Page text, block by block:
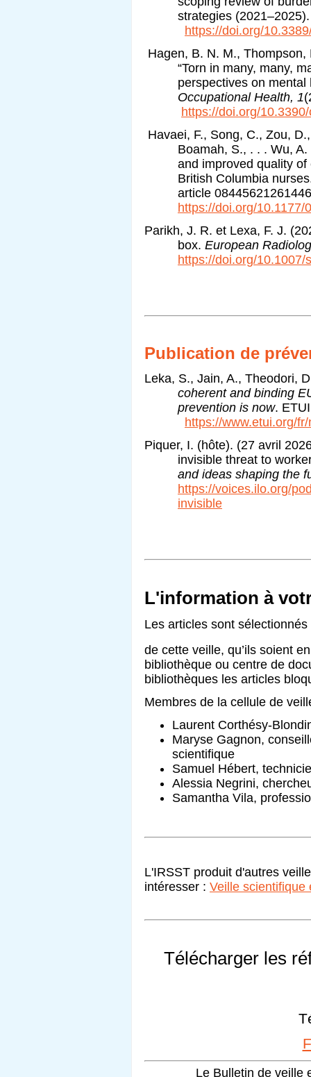
strategies
https://doi.org/
Hagen, B. N. M.,
“Torn in many, many,
perspectives on
Occupational Health, 1
https://doi.org/
Havaei, F., Song, C., Zou,
Boamah, S., . . . Wu,
and improved quality
British Columbia
article
https://doi.org/10.1177/
Parikh, J. R. et Lexa, F. J.
box. European
https://doi.org/
Publication de
Leka, S., Jain, A., Theodori,
coherent and binding
prevention is now.
https://www.etui.org/
Piquer, I. (hôte). (27 avril
invisible threat to
and ideas shaping the
https://voices.ilo.org/
invisible
L'information à
Les articles sont
de cette veille, qu’ils soient
bibliothèque ou centre de
bibliothèques les articles
Membres de la cellule de
Laurent Corthésy-
Maryse Gagnon,
scientifique
Samuel Hébert,
Alessia Negrini,
Samantha Vila,
L'IRSST produit d'autres
intéresser : Veille scientifique
Télécharger les
Le Bulletin de veille